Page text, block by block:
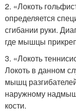
2. «Локоть
определяется
сгибании руки.
где мышцы
3. «Локоть
Локоть в данном
мышц
наружному
кости.